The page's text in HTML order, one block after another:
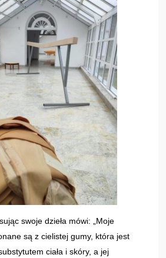
swoje dzieła mówi: „Moje
są z cielistej gumy, która jest
ciała i skóry, a jej